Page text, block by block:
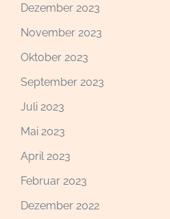
Dezember 2023
November 2023
Oktober 2023
September 2023
Juli 2023
Mai 2023
April 2023
Februar 2023
Dezember 2022